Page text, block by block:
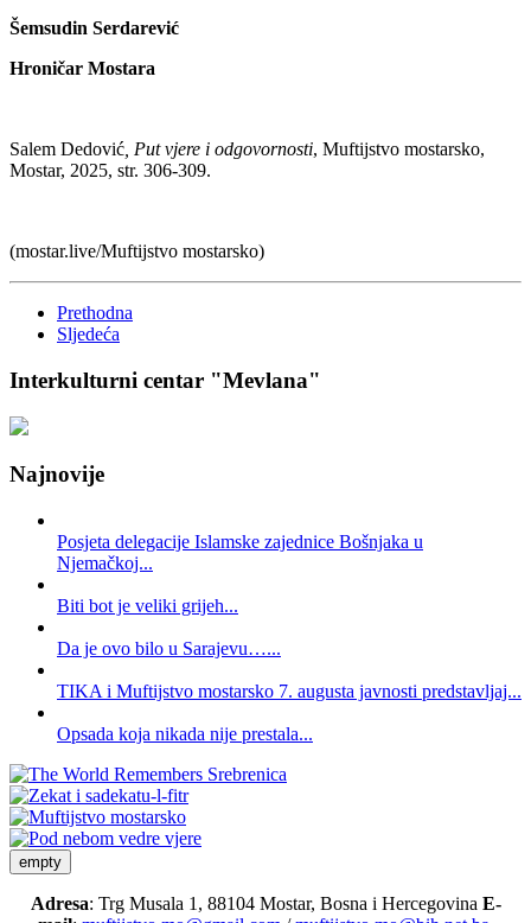
Šemsudin Serdarević
Hroničar Mostara
Salem Dedović , Put vjere i odgovornosti, Muftijstvo mostarsko,
Mostar, 2025, str. 306-309.
(mostar.live/Muftijstvo mostarsko)
Prethodna
Sljedeća
Interkulturni centar "Mevlana"
Najnovije
Posjeta delegacije Islamske zajednice Bošnjaka u
Njemačkoj...
Biti bot je veliki grijeh...
Da je ovo bilo u Sarajevu…...
TIKA i Muftijstvo mostarsko 7. augusta javnosti predstavljaj...
Opsada koja nikada nije prestala...
empty
Adresa: Trg Musala 1, 88104 Mostar, Bosna i Hercegovina E-